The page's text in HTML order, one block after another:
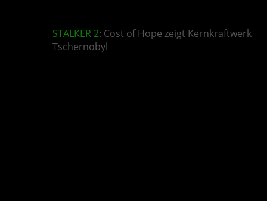
STALKER 2: Cost of Hope zeigt Kernkraftwerk
Tschernobyl